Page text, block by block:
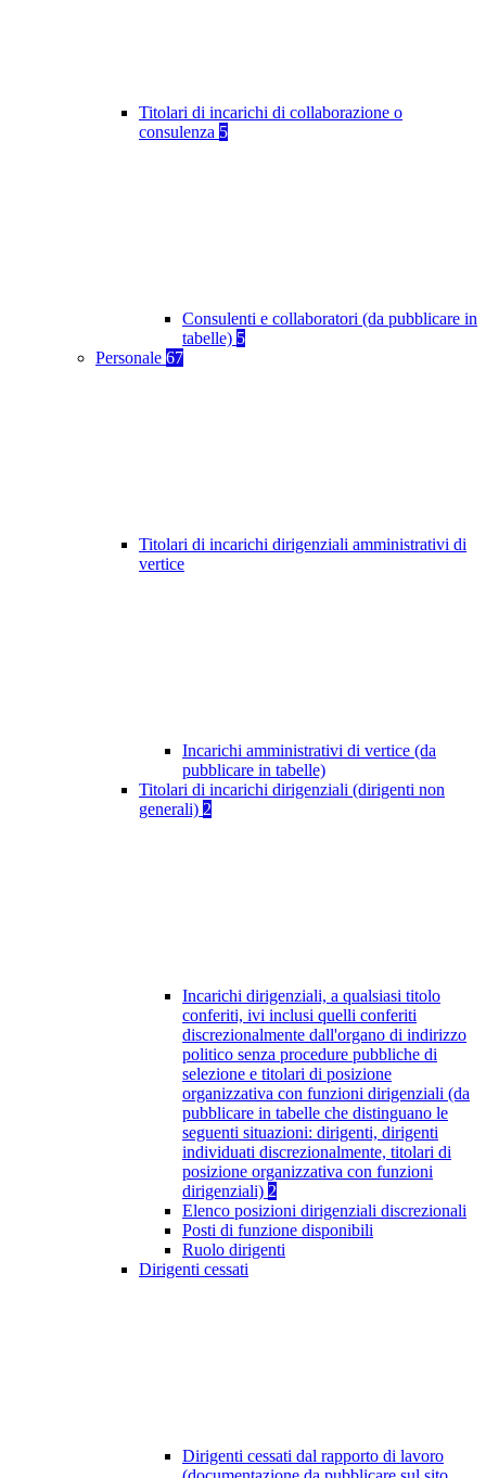
Titolari di incarichi di collaborazione o
consulenza 5
Consulenti e collaboratori (da pubblicare in
tabelle) 5
Personale 67
Titolari di incarichi dirigenziali amministrativi di
vertice
Incarichi amministrativi di vertice (da
pubblicare in tabelle)
Titolari di incarichi dirigenziali (dirigenti non
generali) 2
Incarichi dirigenziali, a qualsiasi titolo
conferiti, ivi inclusi quelli conferiti
discrezionalmente dall'organo di indirizzo
politico senza procedure pubbliche di
selezione e titolari di posizione
organizzativa con funzioni dirigenziali (da
pubblicare in tabelle che distinguano le
seguenti situazioni: dirigenti, dirigenti
individuati discrezionalmente, titolari di
posizione organizzativa con funzioni
dirigenziali) 2
Elenco posizioni dirigenziali discrezionali
Posti di funzione disponibili
Ruolo dirigenti
Dirigenti cessati
Dirigenti cessati dal rapporto di lavoro